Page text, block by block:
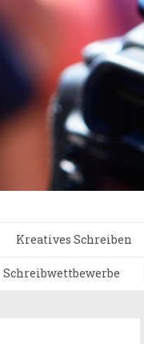
Kreatives Schreiben
Schreibwettbewerbe